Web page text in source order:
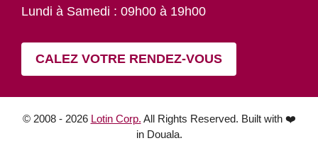
Lundi à Samedi : 09h00 à 19h00
CALEZ VOTRE RENDEZ-VOUS
© 2008 - 2026 Lotin Corp. All Rights Reserved. Built with ❤️
in Douala.
Article ajouté au panier
1 093 000CFA